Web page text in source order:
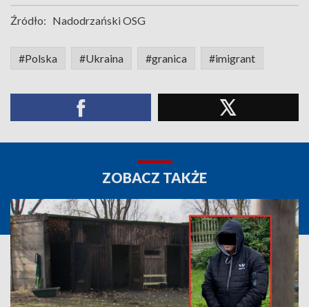
Źródło: Nadodrzański OSG
#Polska #Ukraina #granica #imigrant
ZOBACZ TAKŻE